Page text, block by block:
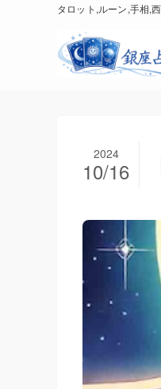
タロット,ルーン,手相,
2024
10/16